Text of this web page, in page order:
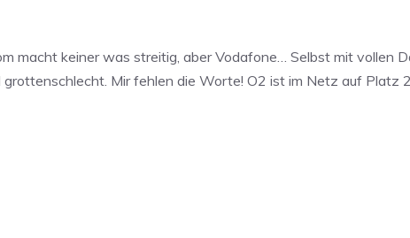
macht keiner was streitig, aber Vodafone… Selbst mit vollen
Mir fehlen die Worte! O2 ist im Netz auf Platz